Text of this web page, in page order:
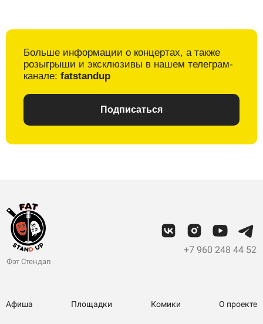
Больше информации о концертах, а также
розыгрыши и эксклюзивы в нашем телеграм-
канале: fatstandup
Подписаться
Фэт Стендап
+7 960 248 44 52
Афиша Площадки Комики О проекте